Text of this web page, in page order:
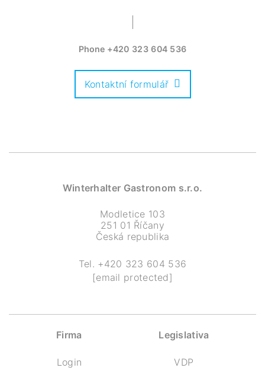
Phone +420 323 604 536
Kontaktní formulář
Winterhalter Gastronom s.r.o.
Modletice 103
251 01 Říčany
Česká republika
Tel. +420 323 604 536
[email protected]
Firma
Login
Legislativa
VDP